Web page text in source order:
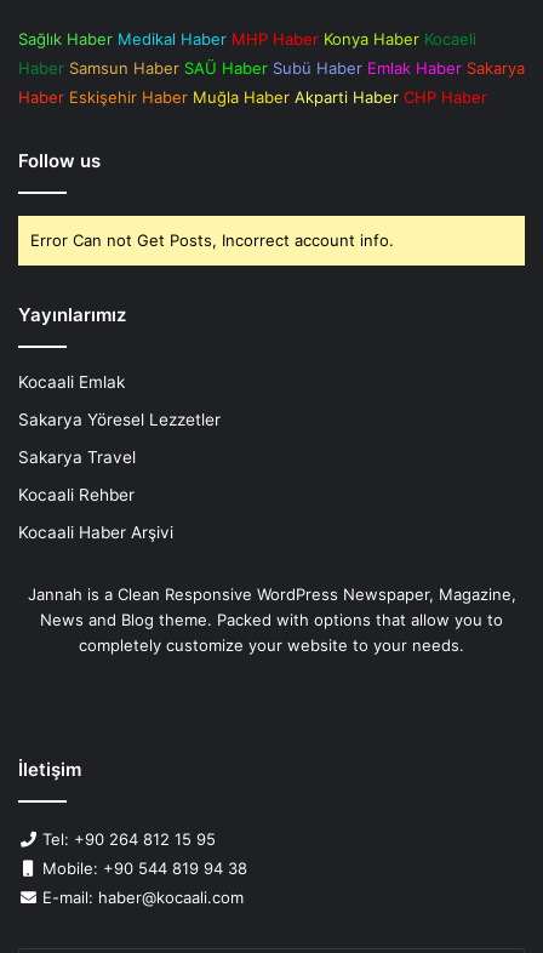
Sağlık Haber Medikal Haber MHP Haber Konya Haber Kocaeli
Haber Samsun Haber SAÜ Haber Subü Haber Emlak Haber Sakarya
Haber Eskişehir Haber Muğla Haber Akparti Haber CHP Haber
Follow us
Error Can not Get Posts, Incorrect account info.
Yayınlarımız
Kocaali Emlak
Sakarya Yöresel Lezzetler
Sakarya Travel
Kocaali Rehber
Kocaali Haber Arşivi
Jannah is a Clean Responsive WordPress Newspaper, Magazine,
News and Blog theme. Packed with options that allow you to
completely customize your website to your needs.
İletişim
Tel: +90 264 812 15 95
Mobile: +90 544 819 94 38
E-mail: haber@kocaali.com